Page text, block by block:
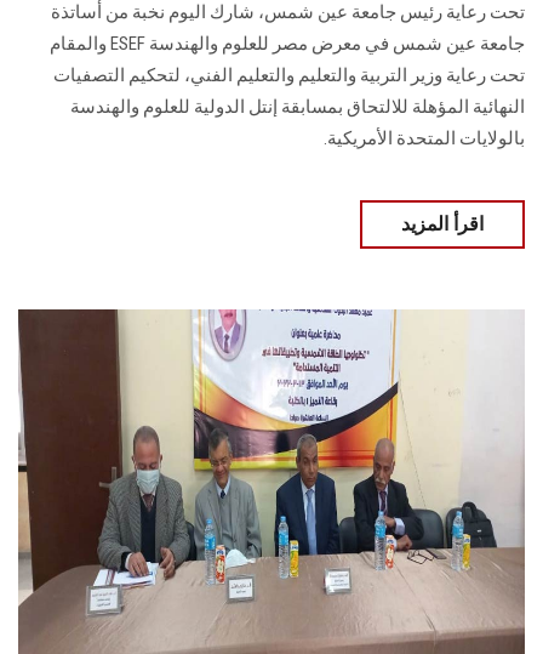
تحت رعاية رئيس جامعة عين شمس، شارك اليوم نخبة من أساتذة
جامعة عين شمس في معرض مصر للعلوم والهندسة ESEF والمقام
تحت رعاية وزير التربية والتعليم والتعليم الفني، لتحكيم التصفيات
النهائية المؤهلة للالتحاق بمسابقة إنتل الدولية للعلوم والهندسة
بالولايات المتحدة الأمريكية.
اقرأ المزيد